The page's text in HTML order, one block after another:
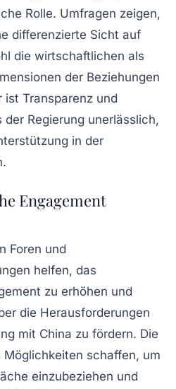
Rolle. Umfragen zeigen,
differenzierte Sicht auf
die wirtschaftlichen als
der Beziehungen
ist Transparenz und
Regierung unerlässlich,
in der
Engagement
Foren und
helfen, das
zu erhöhen und
die Herausforderungen
mit China zu fördern. Die
Möglichkeiten schaffen, um
einzubeziehen und